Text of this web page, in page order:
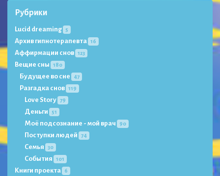
Рубрики
Lucid dreaming 5
Архив гипнотерапевта 16
Аффирмации снов 123
Вещие сны 180
Будущее во сне 47
Разгадка снов 119
Love Story 79
Деньги 51
Моё подсознание - мой врач 90
Поступки людей 74
Семья 30
События 101
Книги проекта 6